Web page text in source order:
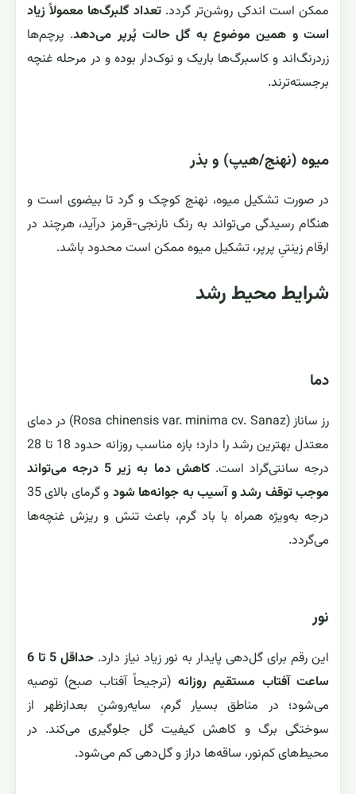
ممکن است اندکی روشن‌تر گردد.تعداد گلبرگ‌ها معمولاً زیاد
است و همین موضوع به گل حالت پُرپر می‌دهد. پرچم‌ها
زردرنگ‌اند و کاسبرگ‌ها باریک و نوک‌دار بوده و در مرحله غنچه
برجسته‌ترند.
میوه (نهنج/هیپ) و بذر
در صورت تشکیل میوه، نهنج کوچک و گرد تا بیضوی است و
هنگام رسیدگی می‌تواند به رنگ نارنجی-قرمز درآید، هرچند در
ارقام زینتیِ پرپر، تشکیل میوه ممکن است محدود باشد.
شرایط محیط رشد
دما
رز ساناز (Rosa chinensis var. minima cv. Sanaz) در دمای
معتدل بهترین رشد را دارد؛ بازه مناسب روزانه حدود 18 تا 28
درجه سانتی‌گراد است.
کاهش دما به زیر 5 درجه می‌تواند
موجب توقف رشد و آسیب به جوانه‌ها شود
و گرمای بالای 35
درجه به‌ویژه همراه با باد گرم، باعث تنش و ریزش غنچه‌ها
می‌گردد.
نور
این رقم برای گل‌دهی پایدار به نور زیاد نیاز دارد.
حداقل 5 تا 6
ساعت آفتاب مستقیم روزانه (ترجیحاً آفتاب صبح) توصیه
می‌شود؛ در مناطق بسیار گرم، سایه‌روشنِ بعدازظهر از
سوختگی برگ و کاهش کیفیت گل جلوگیری می‌کند. در
محیط‌های کم‌نور، ساقه‌ها دراز و گل‌دهی کم می‌شود.